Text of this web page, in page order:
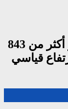
تقرير: الجمارك تتمكن من حجز أكثر من 843
مهربة في 2025 بارتفاع قياسي